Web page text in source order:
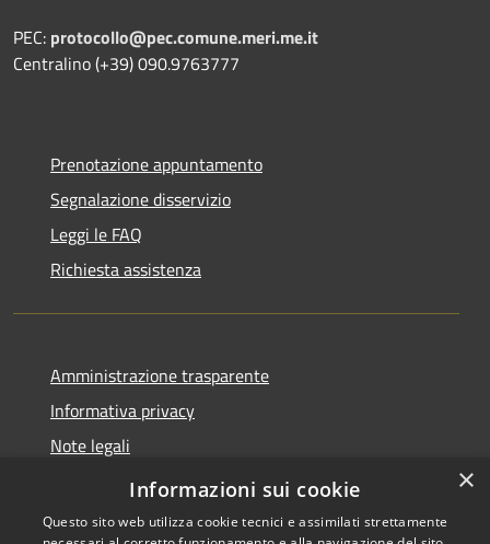
PEC: protocollo@pec.comune.meri.me.it
Centralino (+39) 090.9763777
Prenotazione appuntamento
Segnalazione disservizio
Leggi le FAQ
Richiesta assistenza
Amministrazione trasparente
Informativa privacy
Note legali
Dichiarazione di accessibilità
×
Informazioni sui cookie
Questo sito web utilizza cookie tecnici e assimilati strettamente